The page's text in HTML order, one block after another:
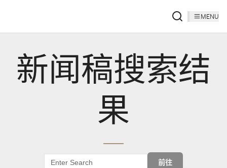
MENU
新闻稿搜索结
果
前往